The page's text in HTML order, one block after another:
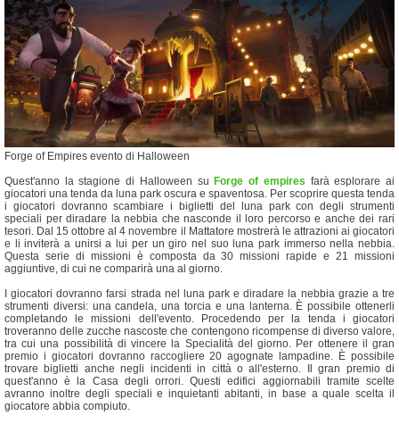
Forge of Empires evento di Halloween
Quest'anno la stagione di Halloween su Forge of empires farà esplorare ai
giocatori una tenda da luna park oscura e spaventosa. Per scoprire questa tenda
i giocatori dovranno scambiare i biglietti del luna park con degli strumenti
speciali per diradare la nebbia che nasconde il loro percorso e anche dei rari
tesori. Dal 15 ottobre al 4 novembre il Mattatore mostrerà le attrazioni ai giocatori
e li inviterà a unirsi a lui per un giro nel suo luna park immerso nella nebbia.
Questa serie di missioni è composta da 30 missioni rapide e 21 missioni
aggiuntive, di cui ne comparirà una al giorno.
I giocatori dovranno farsi strada nel luna park e diradare la nebbia grazie a tre
strumenti diversi: una candela, una torcia e una lanterna. È possibile ottenerli
completando le missioni dell'evento. Procedendo per la tenda i giocatori
troveranno delle zucche nascoste che contengono ricompense di diverso valore,
tra cui una possibilità di vincere la Specialità del giorno. Per ottenere il gran
premio i giocatori dovranno raccogliere 20 agognate lampadine. È possibile
trovare biglietti anche negli incidenti in città o all'esterno. Il gran premio di
quest'anno è la Casa degli orrori. Questi edifici aggiornabili tramite scelte
avranno inoltre degli speciali e inquietanti abitanti, in base a quale scelta il
giocatore abbia compiuto.